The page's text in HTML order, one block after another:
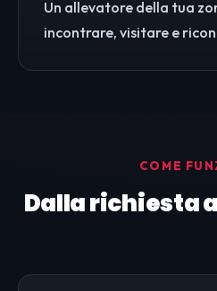
Un allevatore della tua
incontrare, visitare e
COME
Dalla richiesta